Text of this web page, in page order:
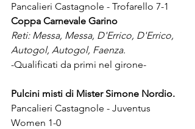
Pancalieri Castagnole - Trofarello 7-1
Coppa Carnevale Garino
Reti: Messa, Messa, D'Errico, D'Errico,
Autogol, Autogol, Faenza.
-Qualificati da primi nel girone-
Pulcini misti di Mister Simone Nordio.
Pancalieri Castagnole - Juventus
Women 1-0